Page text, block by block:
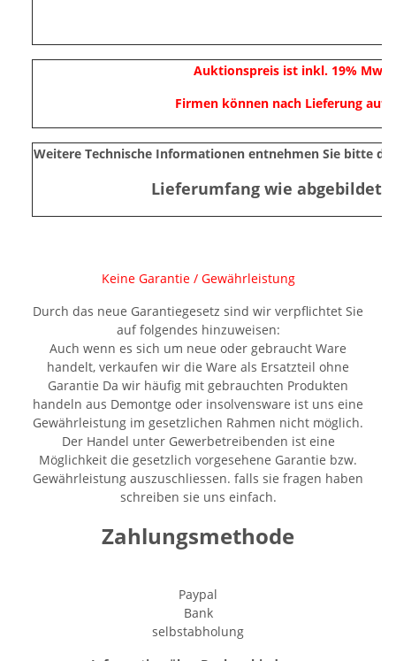
Auktionspreis ist inkl. 19%
Firmen können nach Lieferung auf
Weitere Technische Informationen entnehmen Sie bitte
Lieferumfang wie abgebildet
Keine Garantie / Gewährleistung
Durch das neue Garantiegesetz sind wir verpflichtet Sie
auf folgendes hinzuweisen:
Auch wenn es sich um neue oder gebraucht Ware
handelt, verkaufen wir die Ware als Ersatzteil ohne
Garantie Da wir häufig mit gebrauchten Produkten
handeln aus Demontge oder insolvensware ist uns eine
Gewährleistung im gesetzlichen Rahmen nicht möglich.
Der Handel unter Gewerbetreibenden ist eine
Möglichkeit die gesetzlich vorgesehene Garantie bzw.
Gewährleistung auszuschliessen. falls sie fragen haben
schreiben sie uns einfach.
Zahlungsmethode
Paypal
Bank
selbstabholung